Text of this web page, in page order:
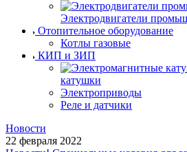
Электродвигатели
Отопительное оборудование
Котлы газовые
КИП и ЗИП
катушки
Электроприводы
Реле и датчики
Новости
22 февраля 2022